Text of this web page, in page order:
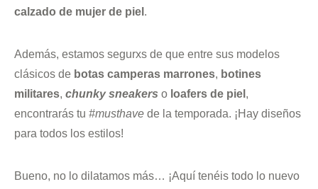
calzado de mujer de piel .
Además, estamos segurxs de que entre sus modelos
clásicos de botas camperas marrones, botines
militares, chunky sneakers o loafers de piel ,
encontrarás tu #musthave de la temporada. ¡Hay diseños
para todos los estilos!
Bueno, no lo dilatamos más… ¡Aquí tenéis todo lo nuevo